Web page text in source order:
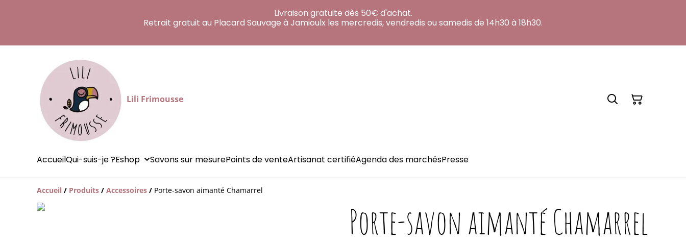
Livraison gratuite dès 50€ d'achat.
Retrait gratuit au Placard Sauvage à Jamioulx les mercredis, vendredis ou samedis de 14h30 à 18h30.
Lili Frimousse
AccueilQui-suis-je ?Eshop Savons sur mesurePoints de venteArtisanat certifiéAgenda des marchésPresse
Accueil / Produits / Accessoires / Porte-savon aimanté Chamarrel
Porte-savon aimanté Chamarrel